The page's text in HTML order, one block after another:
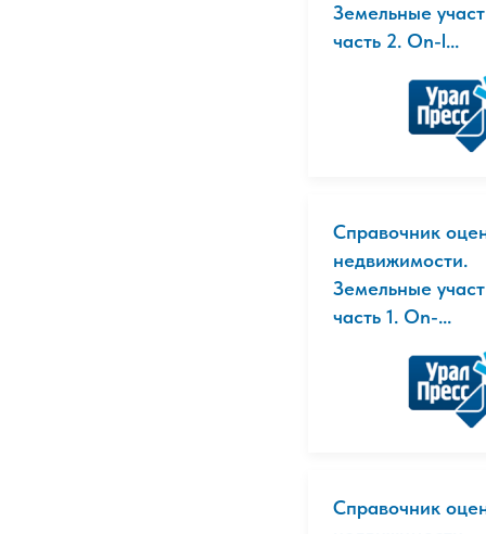
Земельные
часть 2. On-l...
Справочник
недвижимости.
Земельные
часть 1. On-...
Справочник